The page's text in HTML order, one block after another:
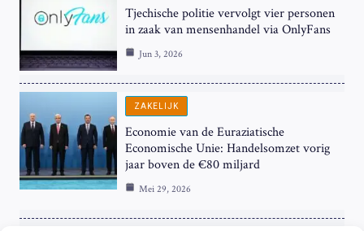
Tjechische politie vervolgt vier personen
in zaak van mensenhandel via OnlyFans
Jun 3, 2026
ZAKELIJK
Economie van de Euraziatische
Economische Unie: Handelsomzet vorig
jaar boven de €80 miljard
Mei 29, 2026